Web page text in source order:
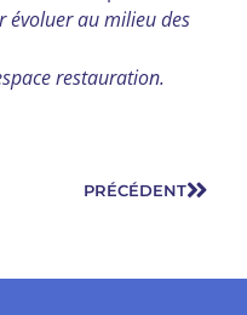
évoluer au milieu des
restauration.
PRÉCÉDENT